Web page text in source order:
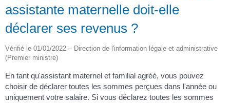
assistante maternelle doit-elle
déclarer ses revenus ?
Vérifié le 01/01/2022 – Direction de l'information légale et administrative
(Premier ministre)
En tant qu'assistant maternel et familial agréé, vous pouvez
choisir de déclarer toutes les sommes perçues dans l'année ou
uniquement votre salaire. Si vous déclarez toutes les sommes